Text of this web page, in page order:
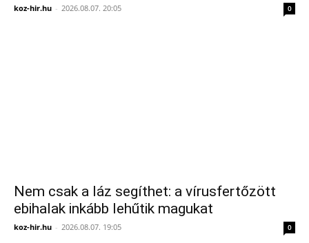
koz-hir.hu - 2026.08.07. 20:05 0
Nem csak a láz segíthet: a vírusfertőzött
ebihalak inkább lehűtik magukat
koz-hir.hu - 2026.08.07. 19:05 0